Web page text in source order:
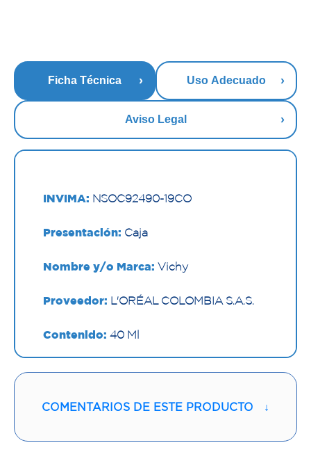
Ficha Técnica Uso Adecuado
Aviso Legal
INVIMA: NSOC92490-19CO
Presentación: Caja
Nombre y/o Marca: Vichy
Proveedor: L'ORÉAL COLOMBIA S.A.S.
Contenido: 40 Ml
Código:1297416
COMENTARIOS DE ESTE PRODUCTO ↓